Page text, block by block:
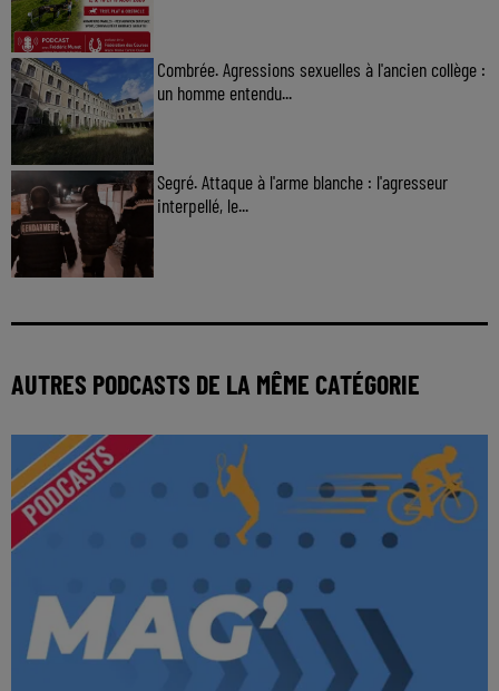
Combrée. Agressions sexuelles à l'ancien collège :
un homme entendu...
Segré. Attaque à l'arme blanche : l'agresseur
interpellé, le...
AUTRES PODCASTS DE LA MÊME CATÉGORIE